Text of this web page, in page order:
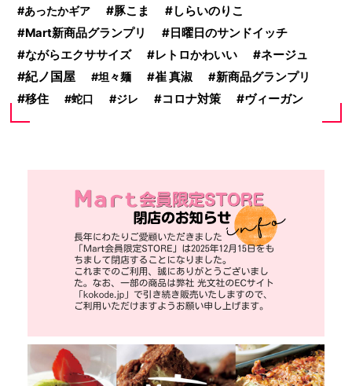
あったかギア
豚こま しらいのりこ
Mart新商品グランプリ
日曜日のサンドイッチ
ながらエクササイズ
レトロかわいい
ネージュ
紀ノ国屋
坦々麺 崔 真淑 新商品グランプリ
移住 蛇口 ジレ コロナ対策 ヴィーガン